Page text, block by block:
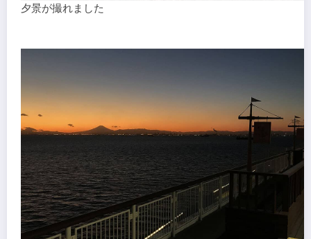
夕景が撮れました